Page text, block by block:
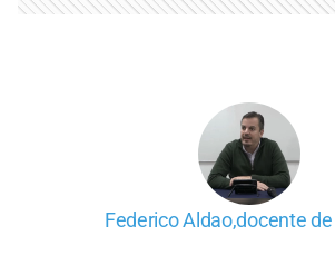
Federico Aldao,docente